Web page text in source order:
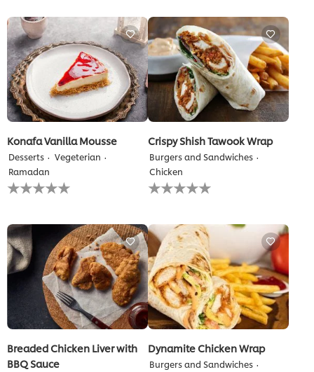
Konafa Vanilla Mousse
Desserts
Vegeterian
Ramadan
لم
يتم
تقييمات
لهذا
Crispy Shish Tawook Wrap
Burgers and Sandwiches
Chicken
لم
يتم
تقييمات
لهذا
Breaded Chicken Liver with
BBQ Sauce
Dynamite Chicken Wrap
Burgers and Sandwiches